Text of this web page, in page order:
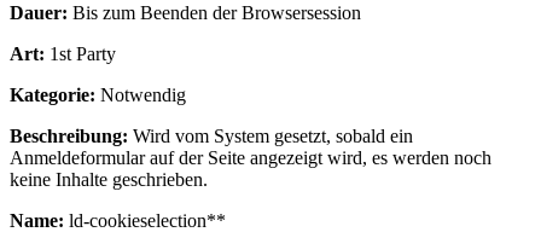
Dauer: Bis zum Beenden der Browsersession
Art: 1st Party
Kategorie: Notwendig
Beschreibung: Wird vom System gesetzt, sobald ein
Anmeldeformular auf der Seite angezeigt wird, es werden noch
keine Inhalte geschrieben.
Name: ld-cookieselection**